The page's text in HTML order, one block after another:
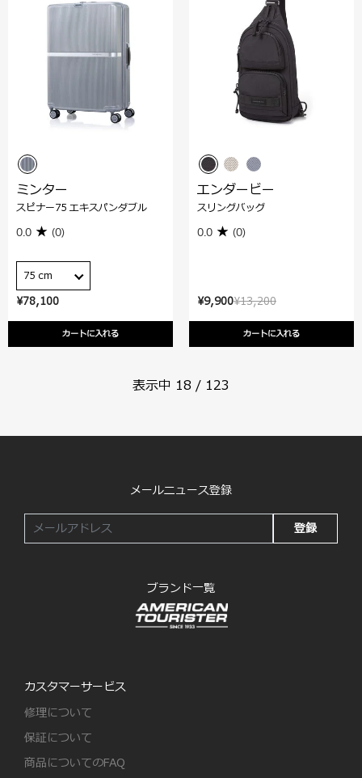
¥78,100
カートに入れる
ミンター
スピナー75 エキスパンダブル
0.0 (0)
75 cm
¥13,200
¥9,900
カートに入れる
エンダービー
スリングバッグ
0.0 (0)
表示中 18 / 123
メールニュース登録
登録
ブランド一覧
カスタマーサービス
修理について
保証について
商品についてのFAQ